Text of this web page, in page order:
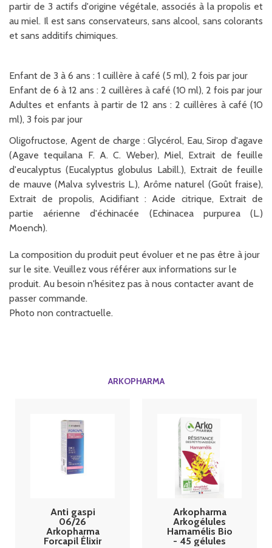
partir de 3 actifs d'origine végétale, associés à la propolis et
au miel. Il est sans conservateurs, sans alcool, sans colorants
et sans additifs chimiques.
Enfant de 3 à 6 ans : 1 cuillère à café (5 ml), 2 fois par jour
Enfant de 6 à 12 ans : 2 cuillères à café (10 ml), 2 fois par jour
Adultes et enfants à partir de 12 ans : 2 cuillères à café (10
ml), 3 fois par jour
Oligofructose, Agent de charge : Glycérol, Eau, Sirop d'agave
(Agave tequilana F. A. C. Weber), Miel, Extrait de feuille
d'eucalyptus (Eucalyptus globulus Labill.), Extrait de feuille
de mauve (Malva sylvestris L.), Arôme naturel (Goût fraise),
Extrait de propolis, Acidifiant : Acide citrique, Extrait de
partie aérienne d'échinacée (Echinacea purpurea (L.)
Moench).
La composition du produit peut évoluer et ne pas être à jour
sur le site. Veuillez vous référer aux informations sur le
produit. Au besoin n'hésitez pas à nous contacter avant de
passer commande.
Photo non contractuelle.
ARKOPHARMA
Anti gaspi
06/26
Arkopharma
Forcapil Élixir
Arkopharma
Arkogélules
Hamamélis Bio
- 45 gélules